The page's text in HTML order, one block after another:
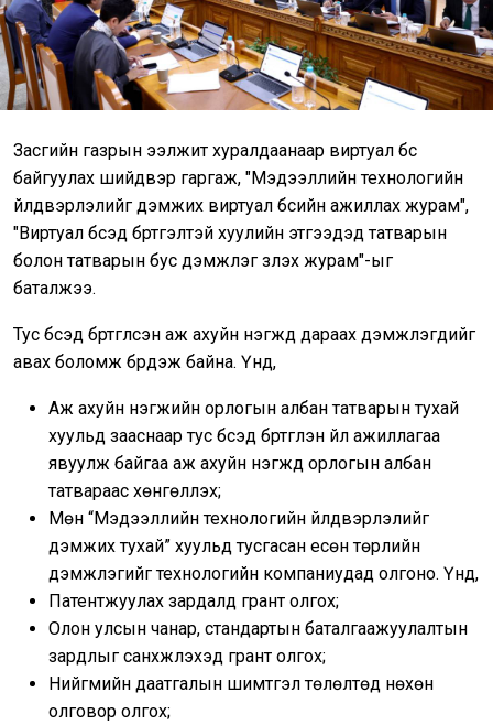
Засгийн газрын ээлжит хуралдаанаар виртуал бүс
байгуулах шийдвэр гаргаж, "Мэдээллийн технологийн
үйлдвэрлэлийг дэмжих виртуал бүсийн ажиллах журам",
"Виртуал бүсэд бүртгэлтэй хуулийн этгээдэд татварын
болон татварын бус дэмжлэг үзүүлэх журам"-ыг
баталжээ.
Тус бүсэд бүртгүүлсэн аж ахуйн нэгжүүд дараах дэмжлэгүүдийг
авах боломж бүрдэж байна. Үүнд,
Аж ахуйн нэгжийн орлогын албан татварын тухай
хуульд зааснаар тус бүсэд бүртгүүлэн үйл ажиллагаа
явуулж байгаа аж ахуйн нэгжүүд орлогын албан
татвараас хөнгөлүүлэх;
Мөн “Мэдээллийн технологийн үйлдвэрлэлийг
дэмжих тухай” хуульд тусгасан есөн төрлийн
дэмжлэгийг технологийн компаниудад олгоно. Үүнд,
Патентжуулах зардалд грант олгох;
Олон улсын чанар, стандартын баталгаажуулалтын
зардлыг санхүүжүүлэхэд грант олгох;
Нийгмийн даатгалын шимтгэл төлөлтөд нөхөн
олговор олгох;